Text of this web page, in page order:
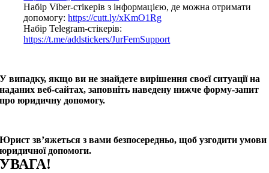
Набір Viber-стікерів з інформацією, де можна отримати
допомогу:https://cutt.ly/xKmO1Rg
Набір Telegram-стікерів:
https://t.me/addstickers/JurFemSupport
У випадку, якщо ви не знайдете вирішення своєї ситуації на
наданих веб-сайтах, заповніть наведену нижче форму-запит
про юридичну допомогу.
Юрист зв’яжеться з вами безпосередньо, щоб узгодити умови
юридичної допомоги.
УВАГА!